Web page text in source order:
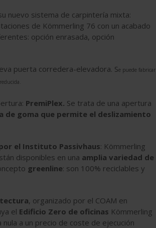
nuevo sistema de carpintería mixta:
de Kömmerling 76 con un acabado
opción enrasada, opción
puerta corredera-elevadora. Se puede fabricar
PremiPlex. Se trata de una apertura
de goma que permite el deslizamiento
el Instituto Passivhaus: Kömmerling
disponibles en una amplia variedad de
greenline: son 100% reciclables y
, organizado por el COAM en
el Edificio Zero de oficinas Kömmerling
a un precio de coste de ejecución